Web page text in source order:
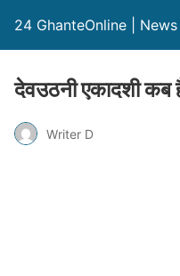
24 GhanteOnline | News
देवउठनी एकादशी कब
Writer D